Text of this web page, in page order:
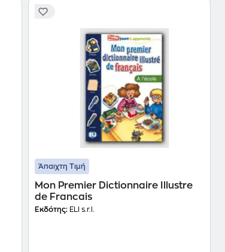
Άπαιχτη Τιμή
Mon Premier Dictionnaire Illustre
de Francais
Εκδότης:ELI s.r.l.